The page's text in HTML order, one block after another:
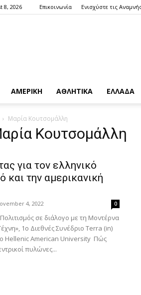
8, 2026 Επικοινωνία Ενισχύστε τις
ΑΜΕΡΙΚΗ ΑΘΛΗΤΙΚΑ ΕΛΛΑΔΑ
Μαρία Κουτσομάλλη
Κουτσομάλλη
για τον ελληνικό
και την αμερικανική
4, 2022 0
σε διάλογο με τη Μοντέρνα
1ο Διεθνές Συνέδριο Terra (in)
Hellenic American University Πώς
πυλώνες...